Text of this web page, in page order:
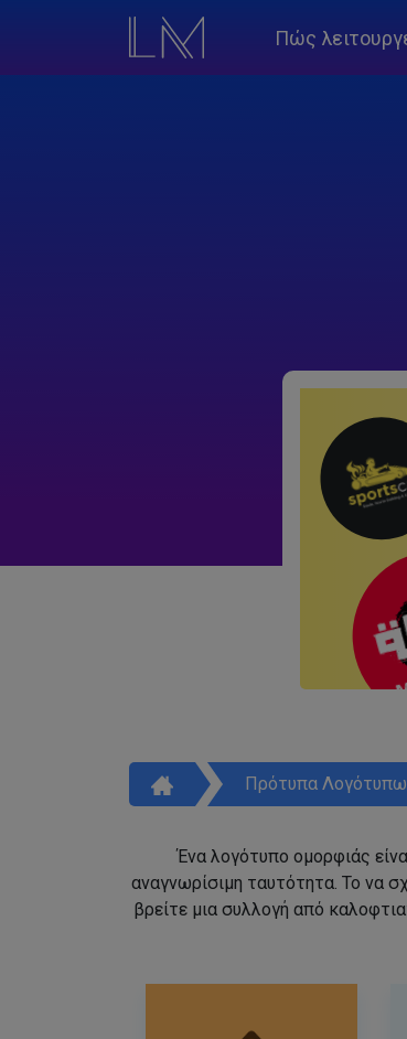
Πώς
Πρότυπα
Ένα λογότυπο ομορφιάς
αναγνωρίσιμη ταυτότητα. Το να
βρείτε μια συλλογή από